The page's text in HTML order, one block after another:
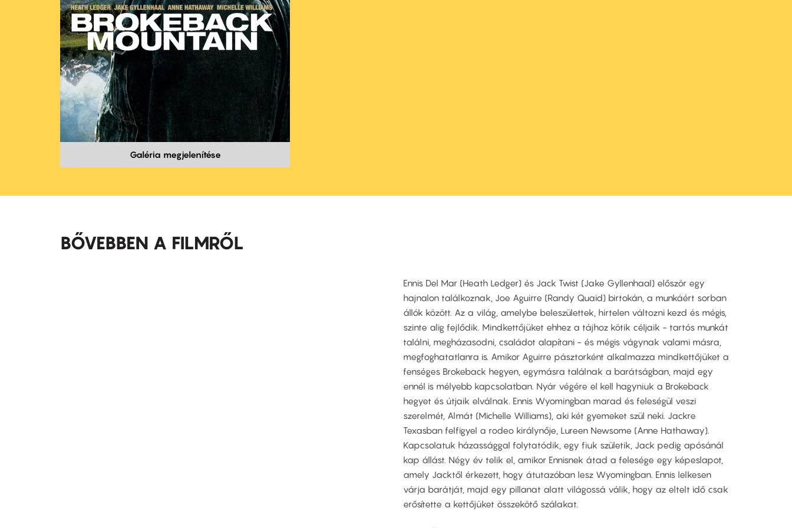
Galéria megjelenítése
BŐVEBBEN A FILMRŐL
Ennis Del Mar (Heath Ledger) és Jack Twist (Jake Gyllenhaal) először egy
hajnalon találkoznak, Joe Aguirre (Randy Quaid) birtokán, a munkáért sorban
állók között. Az a világ, amelybe beleszülettek, hirtelen változni kezd és mégis,
szinte alig fejlődik. Mindkettőjüket ehhez a tájhoz kötik céljaik - tartós munkát
találni, megházasodni, családot alapítani - és mégis vágynak valami másra,
megfoghatatlanra is. Amikor Aguirre pásztorként alkalmazza mindkettőjüket a
fenséges Brokeback hegyen, egymásra találnak a barátságban, majd egy
ennél is mélyebb kapcsolatban. Nyár végére el kell hagyniuk a Brokeback
hegyet és útjaik elválnak. Ennis Wyomingban marad és feleségül veszi
szerelmét, Almát (Michelle Williams), aki két gyemeket szül neki. Jackre
Texasban felfigyel a rodeo királynője, Lureen Newsome (Anne Hathaway).
Kapcsolatuk házassággal folytatódik, egy fiuk születik, Jack pedig apósánál
kap állást. Négy év telik el, amikor Ennisnek átad a felesége egy képeslapot,
amely Jacktől érkezett, hogy átutazóban lesz Wyomingban. Ennis lelkesen
várja barátját, majd egy pillanat alatt világossá válik, hogy az eltelt idő csak
erősítette a kettőjüket összekötő szálakat.